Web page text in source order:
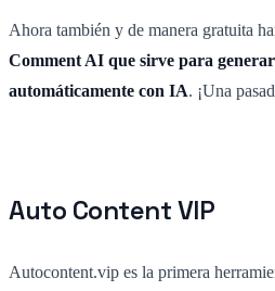
Ahora también y de manera gratuita
Comment AI que sirve para
automáticamente con IA. ¡Una
Auto Content VIP
Autocontent.vip es la primera